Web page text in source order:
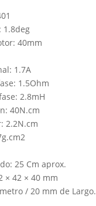
1.8deg
40mm
1.7A
1.5Ohm
2.8mH
40N.cm
2.2N.cm
25 Cm aprox.
× 42 × 40 mm
/ 20 mm de Largo.